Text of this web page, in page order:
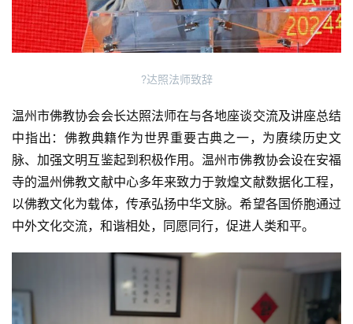
八
点
高
僧
访
谈
心
乐
提
?达照法师致辞
温州市佛教协会会长达照法师在与各地座谈交流及讲座总结
中指出：佛教典籍作为世界重要古典之一，为赓续历史文
脉、加强文明互鉴起到积极作用。温州市佛教协会设在安福
寺的温州佛教文献中心多年来致力于敦煌文献数据化工程，
以佛教文化为载体，传承弘扬中华文脉。希望各国侨胞通过
中外文化交流，和谐相处，同愿同行，促进人类和平。